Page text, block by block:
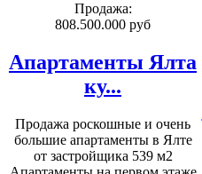
Продажа:
808.500.000 руб
Апартаменты Ялта
ку...
Продажа роскошные и очень
большие апартаменты в Ялте
от застройщика 539 м2